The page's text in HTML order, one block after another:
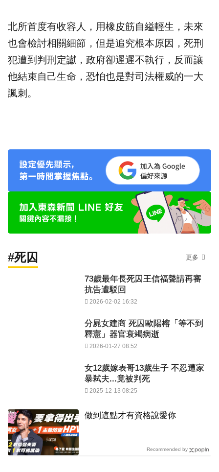
北所首度有收容人，用橡皮筋自縊輕生，未來
也會檢討相關細節，但是追究根本原因，死刑
犯遭到判刑定讞，政府卻遲遲不執行，反而讓
他結束自己生命，恐怕也是對司法權威的一大
諷刺。
#死囚 更多
73歲最年長死囚王信福聲請再審
抗告遭駁回
2026-02-02 16:32
分屍女建商 死囚歐陽榕「等不到
釋憲」器官衰竭病逝
2026-01-27 08:52
女12歲嫁表哥13歲生子 不忍遭家
暴弒夫...竟被判死
2025-12-13 08:25
做到這點才有資格說愛你
PR
Recommended by